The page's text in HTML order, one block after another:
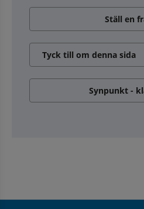
Ställ en
Tyck till om denna sida
Synpunkt -